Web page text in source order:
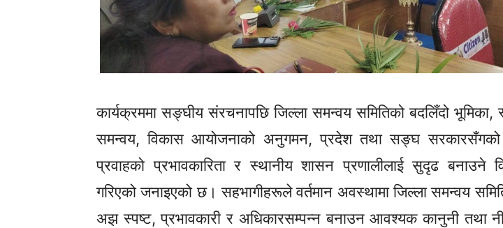
कार्यक्रममा सङ्घीयसंरचनापछिजिल्ला समन्वय समितिको बदलिँदो भूमिका,
समन्वय, विकास आयोजनाको अनुगमन, प्रदेश तथा सङ्घ सरकारसँगको
प्रवाहको प्रभावकारिता र स्थानीय शासन प्रणालीलाई सुदृढ बनाउने
गरिएको जनाइएको छ। सहभागीहरूले वर्तमान अवस्थामा जिल्ला समन्वय
अझ स्पष्ट, प्रभावकारी र अधिकारसम्पन्न बनाउन आवश्यक कानुनी तथा